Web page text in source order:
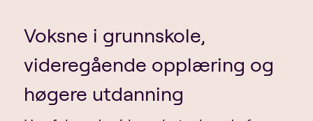
Voksne i grunnskole,
videregående opplæring og
høgere utdanning